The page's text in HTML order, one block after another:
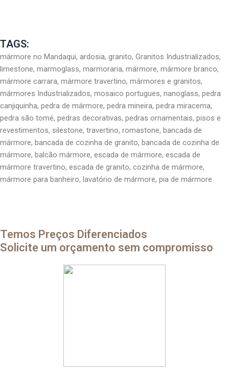
TAGS:
mármore no Mandaqui, ardosia, granito, Granitos Industrializados,
limestone, marmoglass, marmoraria, mármore, mármore branco,
mármore carrara, mármore travertino, mármores e granitos,
mármores Industrializados, mosaico portugues, nanoglass, pedra
canjiquinha, pedra de mármore, pedra mineira, pedra miracema,
pedra são tomé, pedras decorativas, pedras ornamentais, pisos e
revestimentos, silestone, travertino, romastone, bancada de
mármore, bancada de cozinha de granito, bancada de cozinha de
mármore, balcão mármore, escada de mármore, escada de
mármore travertino, escada de granito, cozinha de mármore,
mármore para banheiro, lavatório de mármore, pia de mármore
Temos Preços Diferenciados
Solicite um orçamento sem compromisso